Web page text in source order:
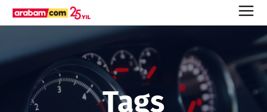
Tags